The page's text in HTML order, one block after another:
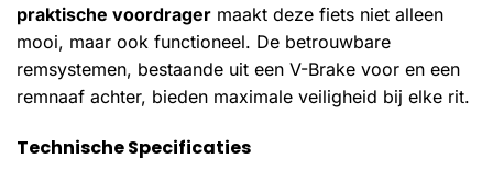
praktische voordrager maakt deze fiets niet alleen
mooi, maar ook functioneel. De betrouwbare
remsystemen, bestaande uit een V-Brake voor en een
remnaaf achter, bieden maximale veiligheid bij elke rit.
Technische Specificaties